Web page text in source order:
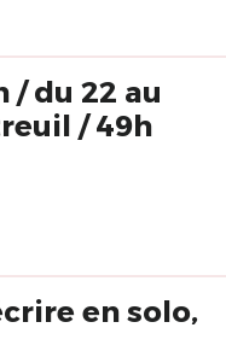
/ du 22 au
/ 49h
en solo,